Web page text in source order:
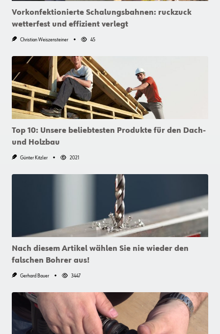
Vorkonfektionierte Schalungsbahnen: ruckzuck
wetterfest und effizient verlegt
Christian Weiszensteiner 45
Top 10: Unsere beliebtesten Produkte für den Dach-
und Holzbau
Günter Kitzler 2021
Nach diesem Artikel wählen Sie nie wieder den
falschen Bohrer aus!
Gerhard Bauer 3447